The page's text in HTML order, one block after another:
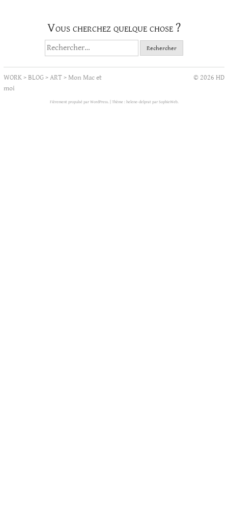
Vous cherchez quelque chose ?
Rechercher :
WORK>BLOG>ART>Mon Mac et
moi
© 2026 HD
Fièrement propulsé par WordPress. Thème : helene-delprat par SophieWeb.